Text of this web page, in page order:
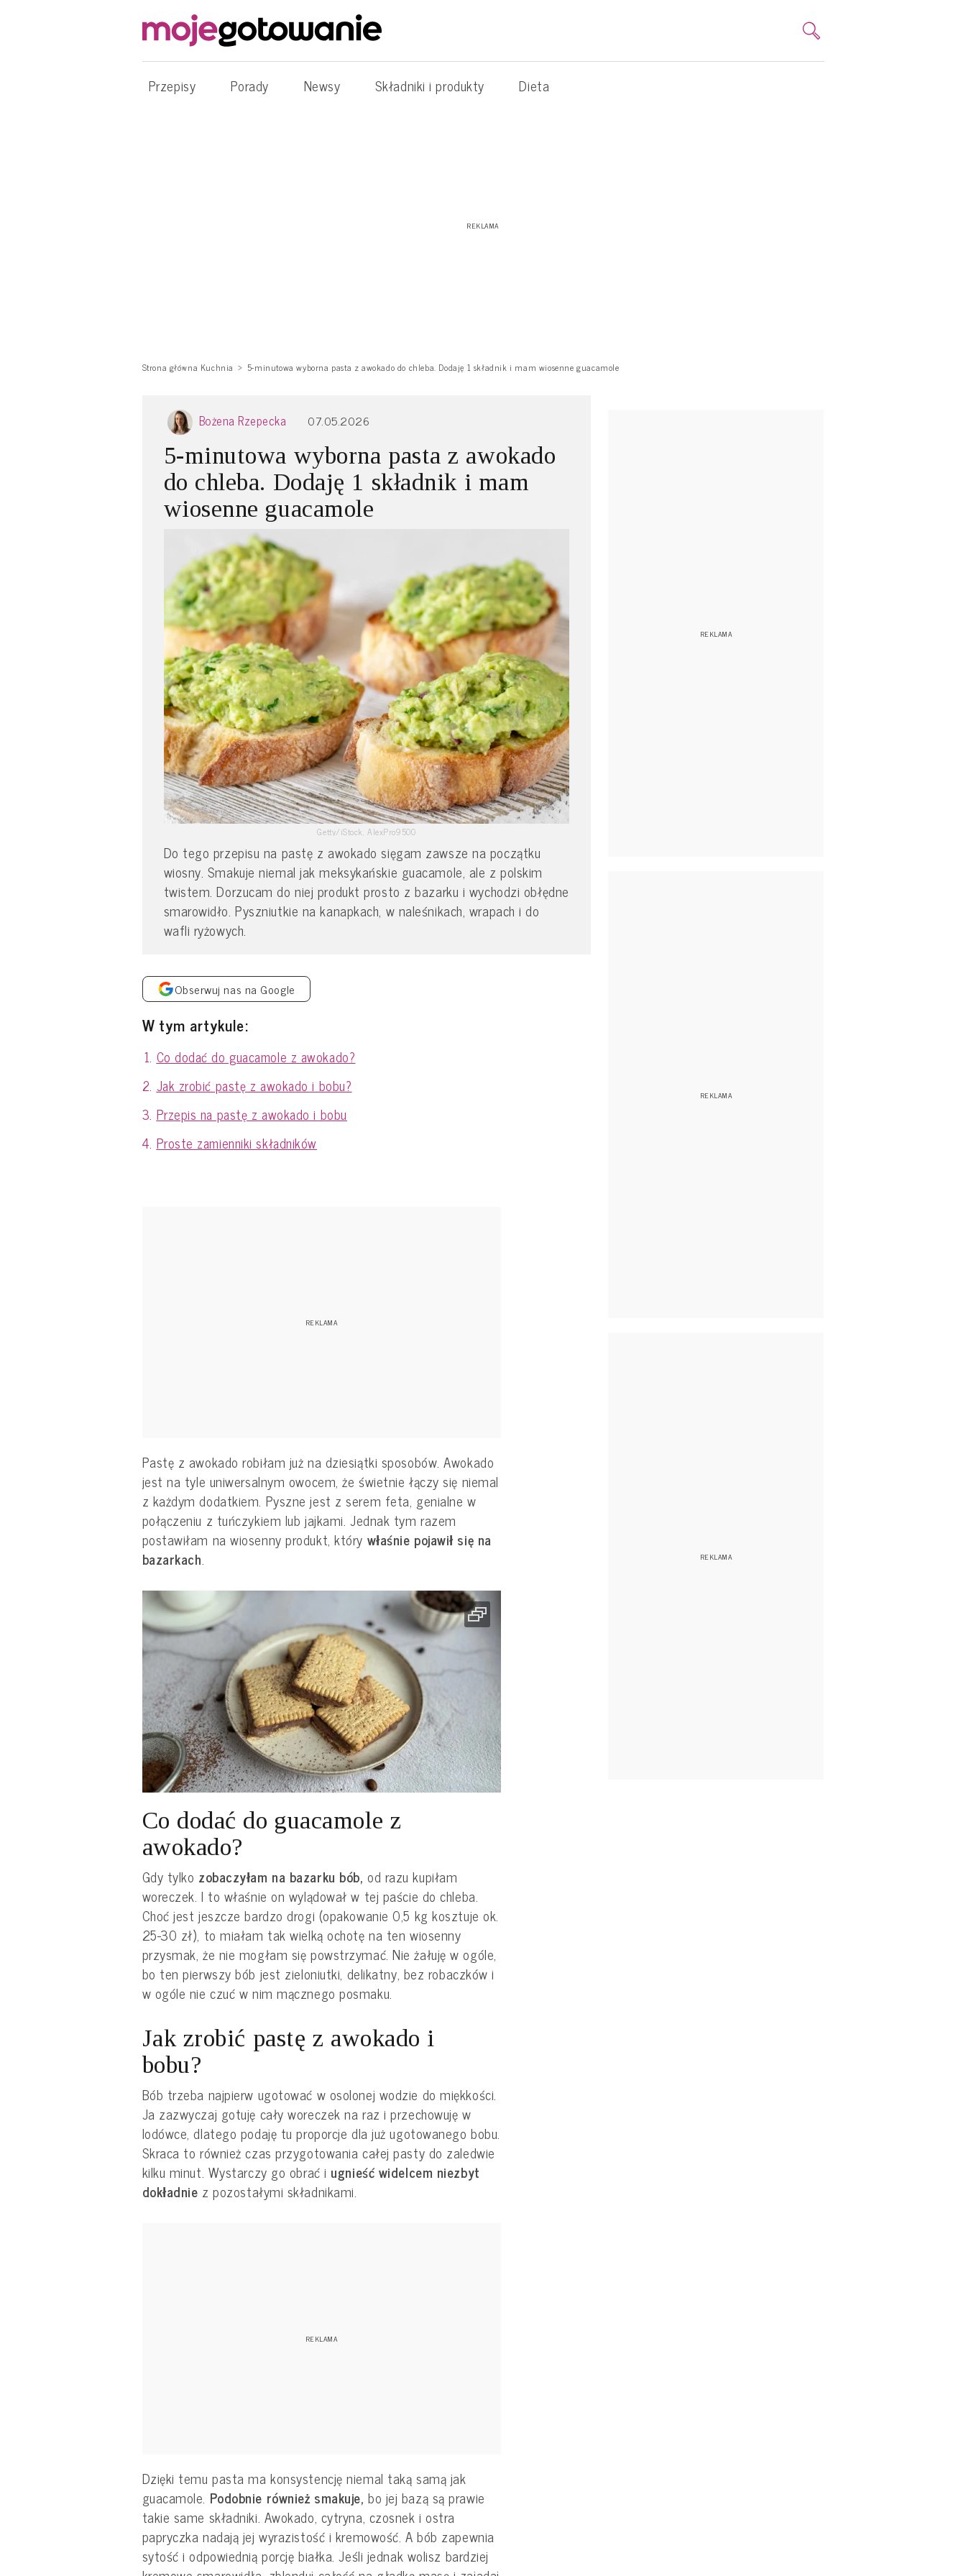
Przepisy Porady Newsy Składniki i produkty Dieta
Strona główna Kuchnia 5-minutowa wyborna pasta z awokado do chleba. Dodaję 1 składnik i mam wiosenne guacamole
Bożena Rzepecka 07.05.2026
5-minutowa wyborna pasta z awokado
do chleba. Dodaję 1 składnik i mam
wiosenne guacamole
Getty/iStock, AlexPro9500
Do tego przepisu na pastę z awokado sięgam zawsze na początku
wiosny. Smakuje niemal jak meksykańskie guacamole, ale z polskim
twistem. Dorzucam do niej produkt prosto z bazarku i wychodzi obłędne
smarowidło. Pyszniutkie na kanapkach, w naleśnikach, wrapach i do
wafli ryżowych.
Obserwuj nas na Google
W tym artykule:
Co dodać do guacamole z awokado?
Jak zrobić pastę z awokado i bobu?
Przepis na pastę z awokado i bobu
Proste zamienniki składników
Pastę z awokado robiłam już na dziesiątki sposobów. Awokado
jest na tyle uniwersalnym owocem, że świetnie łączy się niemal
z każdym dodatkiem. Pyszne jest z serem feta, genialne w
połączeniu z tuńczykiem lub jajkami. Jednak tym razem
postawiłam na wiosenny produkt, który właśnie pojawił się na
bazarkach.
Co dodać do guacamole z
awokado?
Gdy tylko zobaczyłam na bazarku bób, od razu kupiłam
woreczek. I to właśnie on wylądował w tej paście do chleba.
Choć jest jeszcze bardzo drogi (opakowanie 0,5 kg kosztuje ok.
25-30 zł), to miałam tak wielką ochotę na ten wiosenny
przysmak, że nie mogłam się powstrzymać. Nie żałuję w ogóle,
bo ten pierwszy bób jest zieloniutki, delikatny, bez robaczków i
w ogóle nie czuć w nim mącznego posmaku.
Jak zrobić pastę z awokado i
bobu?
Bób trzeba najpierw ugotować w osolonej wodzie do miękkości.
Ja zazwyczaj gotuję cały woreczek na raz i przechowuję w
lodówce, dlatego podaję tu proporcje dla już ugotowanego bobu.
Skraca to również czas przygotowania całej pasty do zaledwie
kilku minut. Wystarczy go obrać i ugnieść widelcem niezbyt
dokładnie z pozostałymi składnikami.
Dzięki temu pasta ma konsystencję niemal taką samą jak
guacamole. Podobnie również smakuje,bo jej bazą są prawie
takie same składniki. Awokado, cytryna, czosnek i ostra
papryczka nadają jej wyrazistość i kremowość. A bób zapewnia
sytość i odpowiednią porcję białka. Jeśli jednak wolisz bardziej